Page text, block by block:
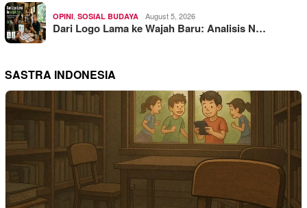
OPINI, SOSIAL BUDAYA August 5, 2026
Dari Logo Lama ke Wajah Baru: Analisis N…
SASTRA INDONESIA